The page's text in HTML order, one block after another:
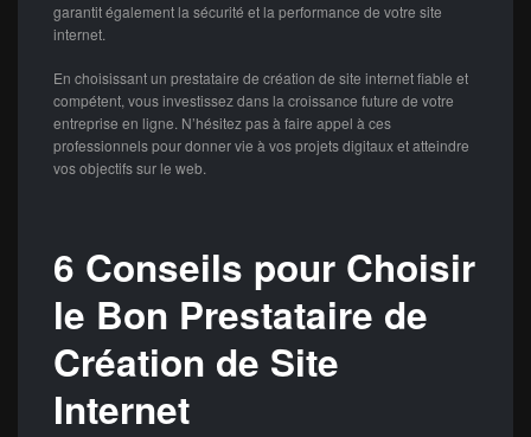
garantit également la sécurité et la performance de votre site
internet.
En choisissant un prestataire de création de site internet fiable et
compétent, vous investissez dans la croissance future de votre
entreprise en ligne. N’hésitez pas à faire appel à ces
professionnels pour donner vie à vos projets digitaux et atteindre
vos objectifs sur le web.
6 Conseils pour Choisir
le Bon Prestataire de
Création de Site
Internet